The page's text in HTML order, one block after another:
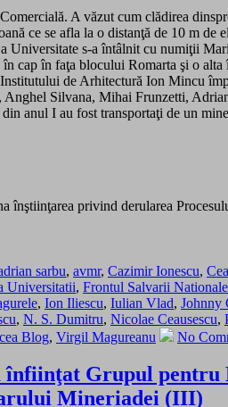
A văzut cum clădirea
ce se afla la o distanţă de 10 m
s-a întâlnit cu numiţii
cap în faţa blocului Romarta şi o
de Arhitectură Ion Mincu
Silvana, Mihai Frunzetti,
anul I au fost transportaţi de un
înştiinţarea privind derularea
sarbu, avmr, Cazimir Ionescu,
Universitatii, Frontul Salvarii Nationale
, Ion Iliescu, Iulian Vlad, Johnny
, N. S. Dumitru, Nicolae Ceausescu,
Blog, Virgil Magureanu No
Grupul pentru
Mineriadei (III)